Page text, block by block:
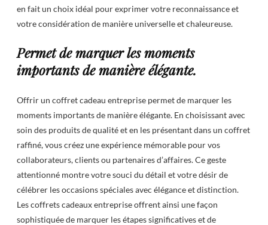
en fait un choix idéal pour exprimer votre reconnaissance et
votre considération de manière universelle et chaleureuse.
Permet de marquer les moments
importants de manière élégante.
Offrir un coffret cadeau entreprise permet de marquer les
moments importants de manière élégante. En choisissant avec
soin des produits de qualité et en les présentant dans un coffret
raffiné, vous créez une expérience mémorable pour vos
collaborateurs, clients ou partenaires d’affaires. Ce geste
attentionné montre votre souci du détail et votre désir de
célébrer les occasions spéciales avec élégance et distinction.
Les coffrets cadeaux entreprise offrent ainsi une façon
sophistiquée de marquer les étapes significatives et de